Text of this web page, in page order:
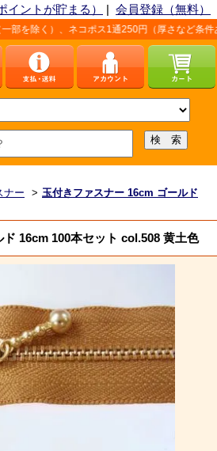
イントが貯まる） | 会員登録（無料）
コポス1通250円（厚さなど条件あり）。詳し
ナー > 玉付きファスナー 16cm ゴールド
16cm 100本セット col.508 黄土色